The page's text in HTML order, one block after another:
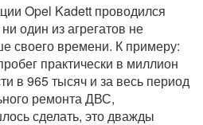
Opel Kadett проводился
один из агрегатов не
своего времени. К примеру:
практически в миллион
в 965 тысяч и за весь период
ремонта ДВС,
сделать, это дважды